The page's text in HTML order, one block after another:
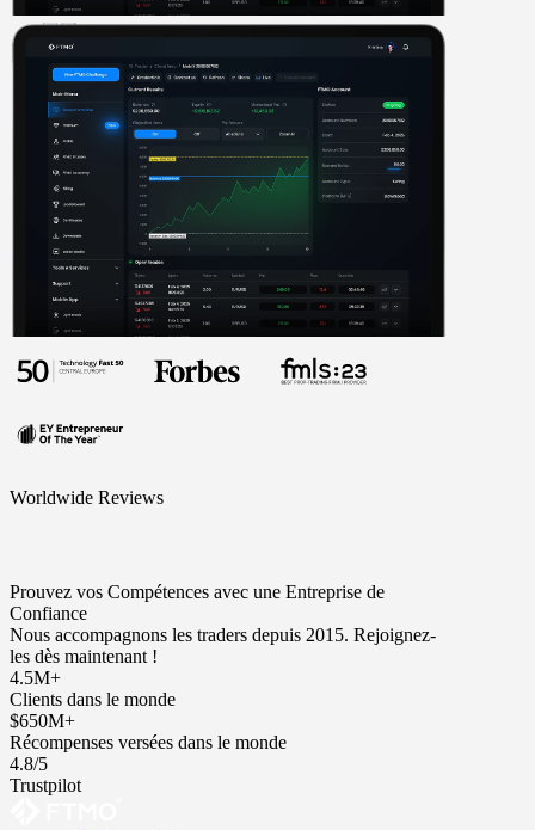
Worldwide Reviews
Prouvez vos Compétences avec une Entreprise de
Confiance
Nous accompagnons les traders depuis 2015. Rejoignez-
les dès maintenant !
4.5M+
Clients dans le monde
$650M+
Récompenses versées dans le monde
4.8/5
Trustpilot